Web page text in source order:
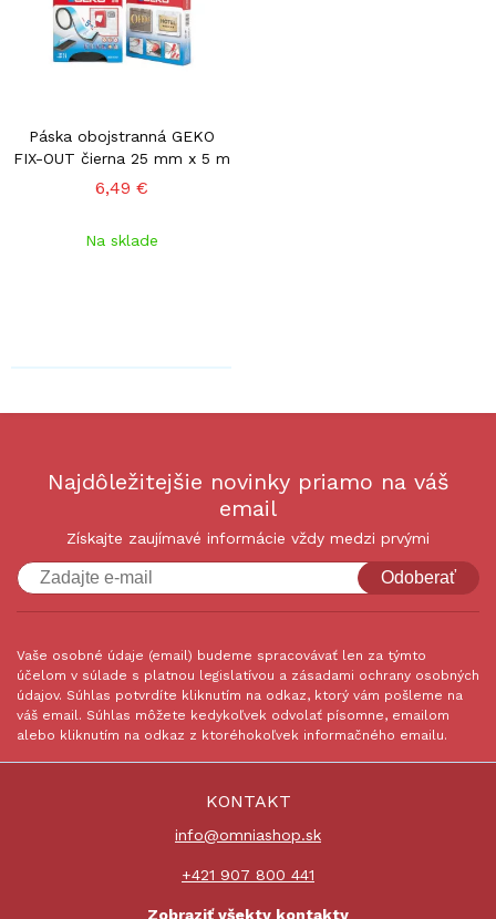
Páska obojstranná GEKO
FIX-OUT čierna 25 mm x 5 m
6,49 €
Na sklade
Najdôležitejšie novinky priamo na váš
email
Získajte zaujímavé informácie vždy medzi prvými
Odoberať
Vaše osobné údaje (email) budeme spracovávať len za týmto
účelom v súlade s platnou legislatívou a zásadami ochrany osobných
údajov. Súhlas potvrdíte kliknutím na odkaz, ktorý vám pošleme na
váš email. Súhlas môžete kedykoľvek odvolať písomne, emailom
alebo kliknutím na odkaz z ktoréhokoľvek informačného emailu.
KONTAKT
info@omniashop.sk
+421 907 800 441
Zobraziť všekty kontakty